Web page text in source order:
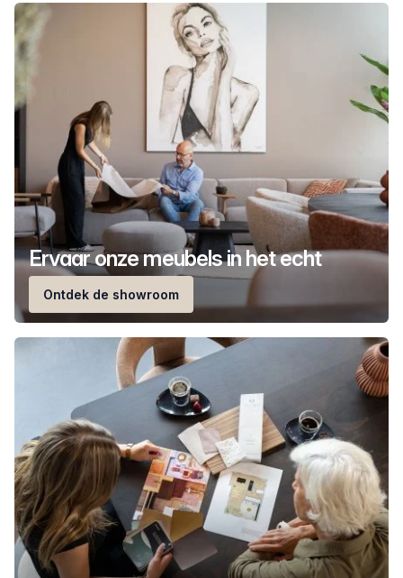
Ervaar onze meubels in het echt
Ontdek de showroom